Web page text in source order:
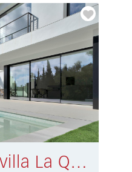
Vrijstaande villa La Quinta € 3.500.000,-